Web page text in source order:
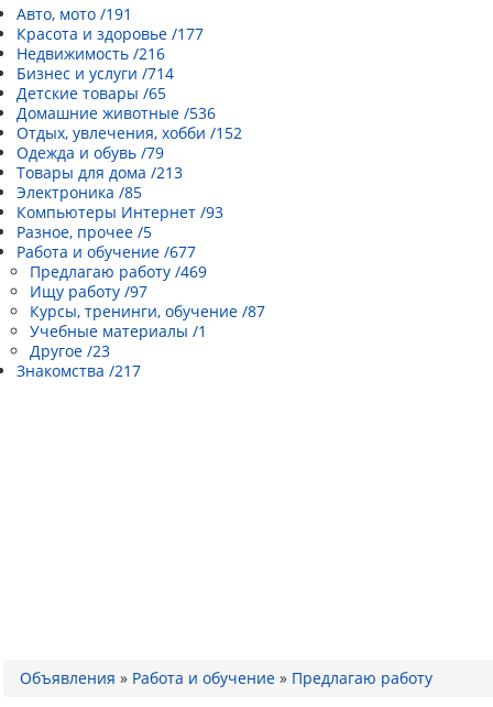
Каталог сайтов
| Регистрация |
Авто, мото /191
Красота и здоровье /177
Недвижимость /216
Бизнес и услуги /714
Детские товары /65
Домашние животные /536
Отдых, увлечения, хобби /152
Одежда и обувь /79
Товары для дома /213
Электроника /85
Компьютеры Интернет /93
Разное, прочее /5
Работа и обучение /677
Предлагаю работу /469
Ищу работу /97
Курсы, тренинги, обучение /87
Учебные материалы /1
Другое /23
Знакомства /217
Объявления » Работа и обучение » Предлагаю работу